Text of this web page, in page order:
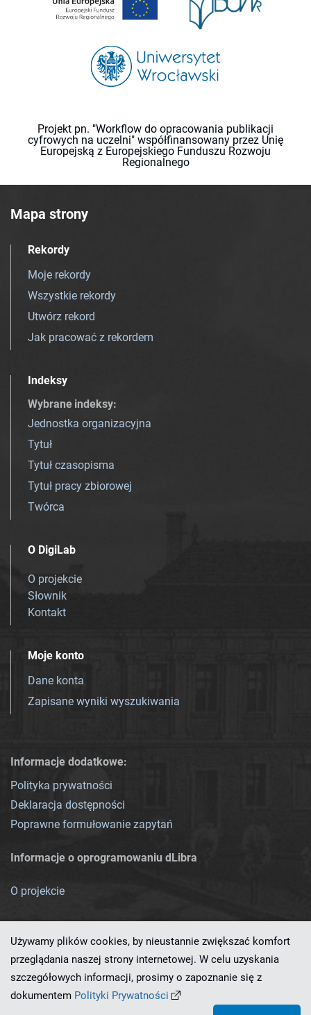
Projekt pn. "Workflow do opracowania publikacji
cyfrowych na uczelni" współfinansowany przez Unię
Europejską z Europejskiego Funduszu Rozwoju
Regionalnego
Mapa strony
Rekordy
Moje rekordy
Wszystkie rekordy
Utwórz rekord
Jak pracować z rekordem
Indeksy
Wybrane indeksy:
Jednostka organizacyjna
Tytuł
Tytuł czasopisma
Tytuł pracy zbiorowej
Twórca
O DigiLab
O projekcie
Słownik
Kontakt
Moje konto
Dane konta
Zapisane wyniki wyszukiwania
Informacje dodatkowe:
Polityka prywatności
Deklaracja dostępności
Poprawne formułowanie zapytań
Informacje o oprogramowaniu dLibra
O projekcie
Ten serwis działa dzięki oprogramowaniu
Używamy plików cookies, by nieustannie zwiększać komfort
przeglądania naszej strony internetowej. W celu uzyskania
szczegółowych informacji, prosimy o zapoznanie się z
dokumentem Polityki Prywatności